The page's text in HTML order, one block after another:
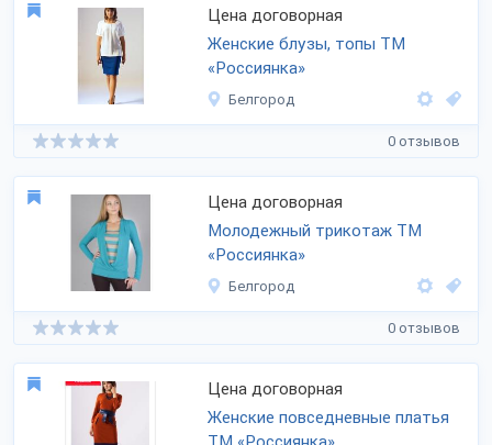
Цена договорная
Женские блузы, топы ТМ
«Россиянка»
Белгород
0 отзывов
Цена договорная
Молодежный трикотаж ТМ
«Россиянка»
Белгород
0 отзывов
Цена договорная
Женские повседневные платья